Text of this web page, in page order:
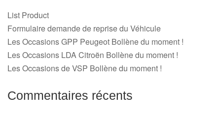
List Product
Formulaire demande de reprise du Véhicule
Les Occasions GPP Peugeot Bollène du moment !
Les Occasions LDA Citroën Bollène du moment !
Les Occasions de VSP Bollène du moment !
Commentaires récents